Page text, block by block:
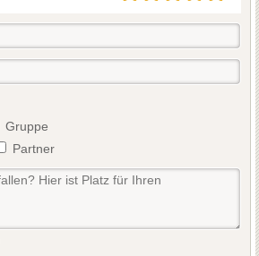
Gruppe
Partner